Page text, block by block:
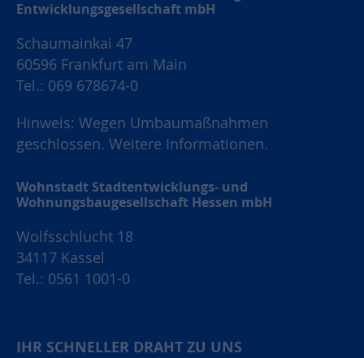
Entwicklungsgesellschaft mbH
Schaumainkai 47
60596 Frankfurt am Main
Tel.: 069 678674-0
Hinweis: Wegen Umbaumaßnahmen
geschlossen. Weitere Informationen.
Wohnstadt Stadtentwicklungs- und
Wohnungsbaugesellschaft Hessen mbH
Wolfsschlucht 18
34117 Kassel
Tel.: 0561 1001-0
IHR SCHNELLER DRAHT ZU UNS